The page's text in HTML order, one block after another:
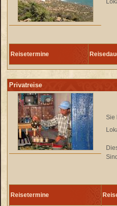
Reisetermine
Privatreise
Sie
Reisetermine